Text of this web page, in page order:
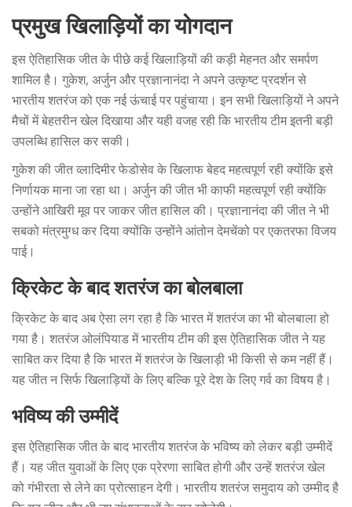
प्रमुख खिलाड़ियों का योगदान
इस ऐतिहासिक जीत के पीछे कई खिलाड़ियों की कड़ी मेहनत और समर्पण
शामिल है। गुकेश, अर्जुन और प्रज्ञानानंदा ने अपने उत्कृष्ट प्रदर्शन से
भारतीय शतरंज को एक नई ऊंचाई पर पहुंचाया। इन सभी खिलाड़ियों ने अपने
मैचों में बेहतरीन खेल दिखाया और यही वजह रही कि भारतीय टीम इतनी बड़ी
उपलब्धि हासिल कर सकी।
गुकेश की जीत व्लादिमीर फेडोसेव के खिलाफ बेहद महत्वपूर्ण रही क्योंकि इसे
निर्णायक माना जा रहा था। अर्जुन की जीत भी काफी महत्वपूर्ण रही क्योंकि
उन्होंने आखिरी मूव पर जाकर जीत हासिल की। प्रज्ञानानंदा की जीत ने भी
सबको मंत्रमुग्ध कर दिया क्योंकि उन्होंने आंतोन देमचेंको पर एकतरफा विजय
पाई।
क्रिकेट के बाद शतरंज का बोलबाला
क्रिकेट के बाद अब ऐसा लग रहा है कि भारत में शतरंज का भी बोलबाला हो
गया है। शतरंज ओलंपियाड में भारतीय टीम की इस ऐतिहासिक जीत ने यह
साबित कर दिया है कि भारत में शतरंज के खिलाड़ी भी किसी से कम नहीं हैं।
यह जीत न सिर्फ खिलाड़ियों के लिए बल्कि पूरे देश के लिए गर्व का विषय है।
भविष्य की उम्मीदें
इस ऐतिहासिक जीत के बाद भारतीय शतरंज के भविष्य को लेकर बड़ी उम्मीदें
हैं। यह जीत युवाओं के लिए एक प्रेरणा साबित होगी और उन्हें शतरंज खेल
को गंभीरता से लेने का प्रोत्साहन देगी। भारतीय शतरंज समुदाय को उम्मीद है